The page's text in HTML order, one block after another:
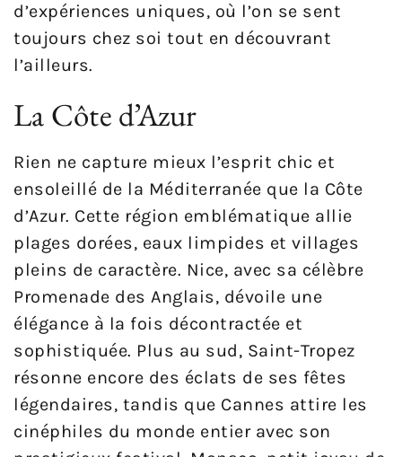
d’expériences uniques, où l’on se sent
toujours chez soi tout en découvrant
l’ailleurs.
La Côte d’Azur
Rien ne capture mieux l’esprit chic et
ensoleillé de la Méditerranée que la Côte
d’Azur. Cette région emblématique allie
plages dorées, eaux limpides et villages
pleins de caractère. Nice, avec sa célèbre
Promenade des Anglais, dévoile une
élégance à la fois décontractée et
sophistiquée. Plus au sud, Saint-Tropez
résonne encore des éclats de ses fêtes
légendaires, tandis que Cannes attire les
cinéphiles du monde entier avec son